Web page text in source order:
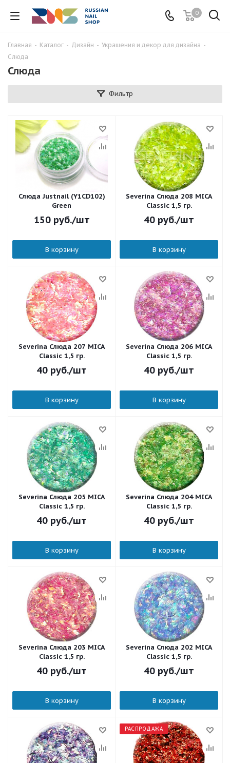
0
Главная - Каталог - Дизайн - Украшения и декор для дизайна -
Слюда
Слюда
Фильтр
Слюда Justnail (Y1CD102)
Green
150руб./шт
В корзину
Severina Слюда 208 MICA
Classic 1,5 гр.
40 руб./шт
В корзину
Severina Слюда 207 MICA
Classic 1,5 гр.
40 руб./шт
В корзину
Severina Слюда 206 MICA
Classic 1,5 гр.
40 руб./шт
В корзину
Severina Слюда 205 MICA
Classic 1,5 гр.
40 руб./шт
В корзину
Severina Слюда 204 MICA
Classic 1,5 гр.
40 руб./шт
В корзину
Severina Слюда 203 MICA
Classic 1,5 гр.
40 руб./шт
В корзину
Severina Слюда 202 MICA
Classic 1,5 гр.
40 руб./шт
В корзину
РАСПРОДАЖА